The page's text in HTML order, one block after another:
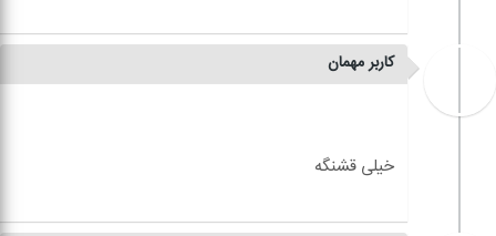
کاربر مهمان